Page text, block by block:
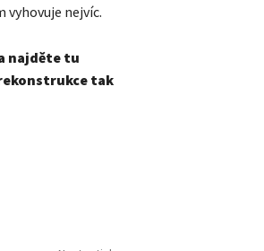
vyhovuje nejvíc.
najděte tu
tak